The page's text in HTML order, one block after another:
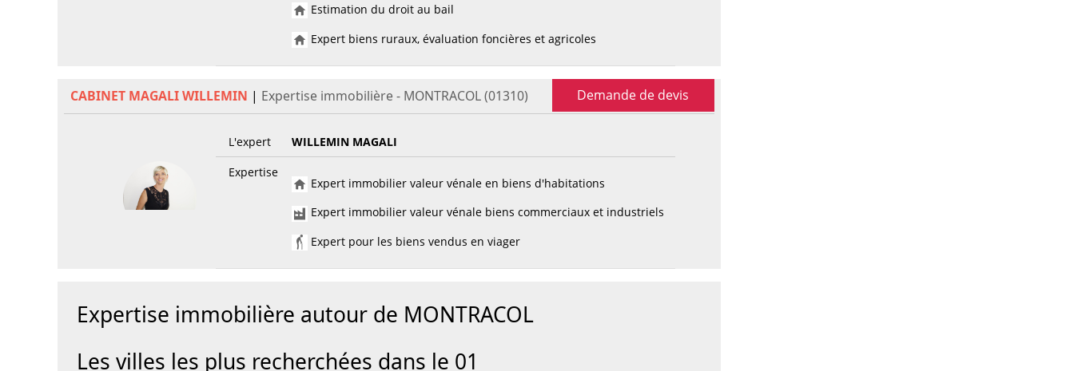
Estimation du droit au bail
Expert biens ruraux, évaluation foncières et agricoles
CABINET MAGALI WILLEMIN | Expertise immobilière - MONTRACOL (01310) Demande de devis
L'expert
WILLEMIN MAGALI
Expertise
Expert immobilier valeur vénale en biens d'habitations
Expert immobilier valeur vénale biens commerciaux et industriels
Expert pour les biens vendus en viager
Expertise immobilière autour de MONTRACOL
Les villes les plus recherchées dans le 01